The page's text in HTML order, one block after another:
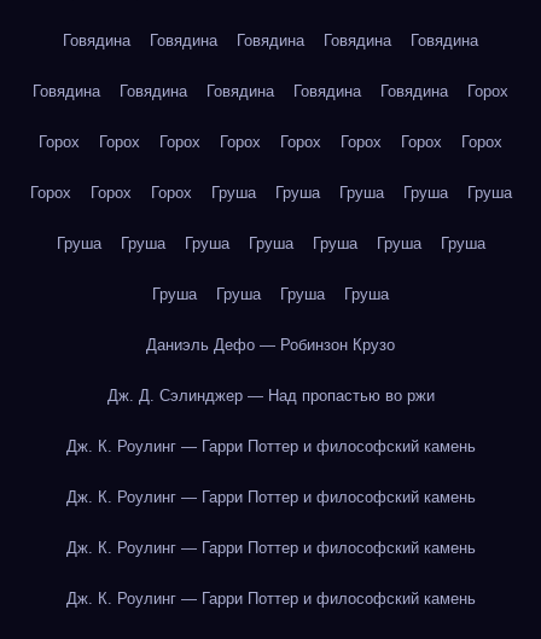
Говядина Говядина Говядина Говядина Говядина
Говядина Говядина Говядина Говядина Говядина Горох
Горох Горох Горох Горох Горох Горох Горох Горох
Горох Горох Горох Груша Груша Груша Груша Груша
Груша Груша Груша Груша Груша Груша Груша
Груша Груша Груша Груша
Даниэль Дефо — Робинзон Крузо
Дж. Д. Сэлинджер — Над пропастью во ржи
Дж. К. Роулинг — Гарри Поттер и философский камень
Дж. К. Роулинг — Гарри Поттер и философский камень
Дж. К. Роулинг — Гарри Поттер и философский камень
Дж. К. Роулинг — Гарри Поттер и философский камень